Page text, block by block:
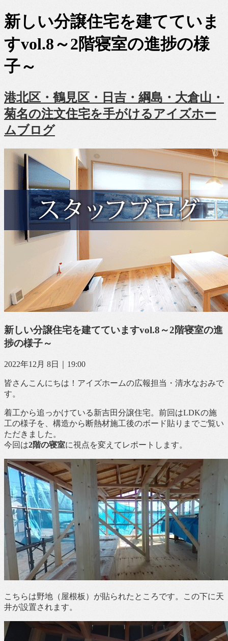
新しい分譲住宅を建てていま
すvol.8～2階寝室の進捗の様
子～
港北区・鶴見区・日吉・綱島・大倉山・
菊名の注文住宅を手がけるアイズホー
ムブログ
新しい分譲住宅を建てていますvol.8～2階寝室の進
捗の様子～
2022年12月 8日｜19:00
皆さんこんにちは！アイズホームの広報担当・清水なおみで
す。
着工から追っかけている新吉田分譲住宅。前回はLDKの施
工の様子を、構造から断熱材施工後のボード貼りまでご覧い
ただきました。
今回は2階の寝室に視点を変えてレポートします。
こちらは野地（屋根板）が貼られたところです。この下に天
井が設置されます。